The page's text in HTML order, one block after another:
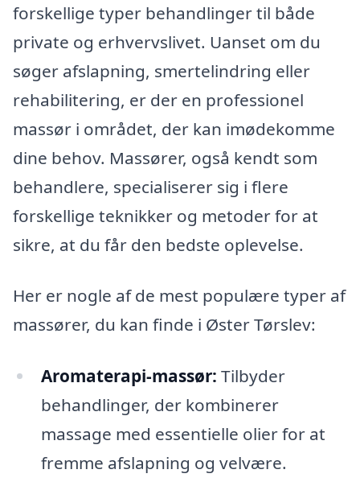
forskellige typer behandlinger til både
private og erhvervslivet. Uanset om du
søger afslapning, smertelindring eller
rehabilitering, er der en professionel
massør i området, der kan imødekomme
dine behov. Massører, også kendt som
behandlere, specialiserer sig i flere
forskellige teknikker og metoder for at
sikre, at du får den bedste oplevelse.
Her er nogle af de mest populære typer af
massører, du kan finde i Øster Tørslev:
Aromaterapi-massør: Tilbyder
behandlinger, der kombinerer
massage med essentielle olier for at
fremme afslapning og velvære.